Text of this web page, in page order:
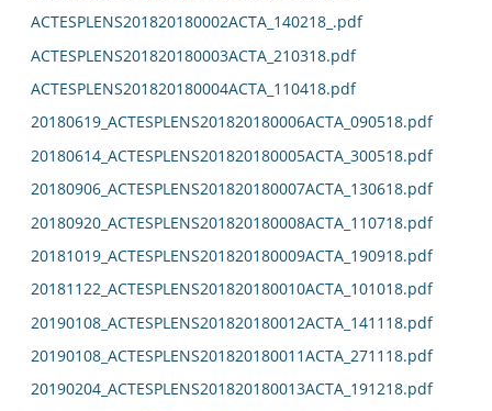
ACTESPLENS201820180002ACTA_140218_.pdf
ACTESPLENS201820180003ACTA_210318.pdf
ACTESPLENS201820180004ACTA_110418.pdf
20180619_ACTESPLENS201820180006ACTA_090518.pdf
20180614_ACTESPLENS201820180005ACTA_300518.pdf
20180906_ACTESPLENS201820180007ACTA_130618.pdf
20180920_ACTESPLENS201820180008ACTA_110718.pdf
20181019_ACTESPLENS201820180009ACTA_190918.pdf
20181122_ACTESPLENS201820180010ACTA_101018.pdf
20190108_ACTESPLENS201820180012ACTA_141118.pdf
20190108_ACTESPLENS201820180011ACTA_271118.pdf
20190204_ACTESPLENS201820180013ACTA_191218.pdf